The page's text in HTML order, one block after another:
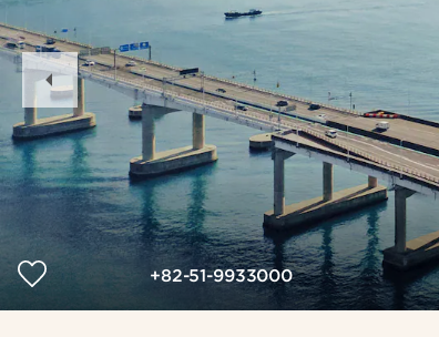
Previous
Slide
+82-51-9933000